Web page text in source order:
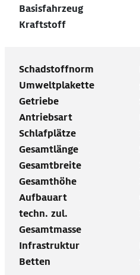
Basisfahrzeug
Kraftstoff
Schadstoffnorm
Umweltplakette
Getriebe
Antriebsart
Schlafplätze
Gesamtlänge
Gesamtbreite
Gesamthöhe
Aufbauart
techn. zul.
Gesamtmasse
Infrastruktur
Betten